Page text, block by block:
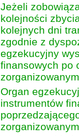
Jeżeli
kolejności
kolejnych dni
zgodnie z
egzekucyjny
finansowych po
Organ
instrumentów